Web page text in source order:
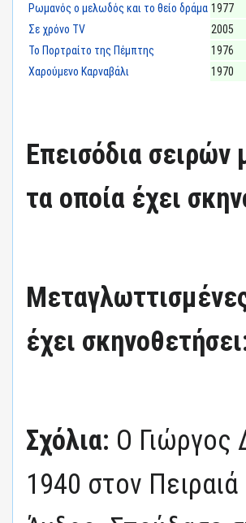
Ρωμανός ο μελωδός και το θείο δράμα 1977
Σε χρόνο TV
2005
Το Πορτραίτο της Πέμπτης
1976
Χαρούμενο Καρναβάλι
1970
Επεισόδια
τα οποία έχει
έχει
Σχόλια: Ο Γιώργος
1940 στον